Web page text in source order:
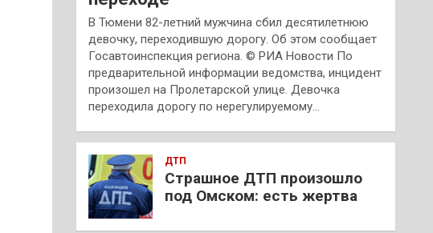
В Тюмени 82-летний мужчина сбил десятилетнюю
девочку, переходившую дорогу. Об этом сообщает
Госавтоинспекция региона. © РИА Новости По
предварительной информации ведомства, инцидент
произошел на Пролетарской улице. Девочка
переходила дорогу по нерегулируемому…
ДТП
Страшное ДТП произошло
под Омском: есть жертва